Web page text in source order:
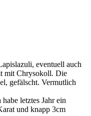
eventuell auch
mit Chrysokoll. Die
gefälscht. Vermutlich
letztes Jahr ein
und knapp 3cm